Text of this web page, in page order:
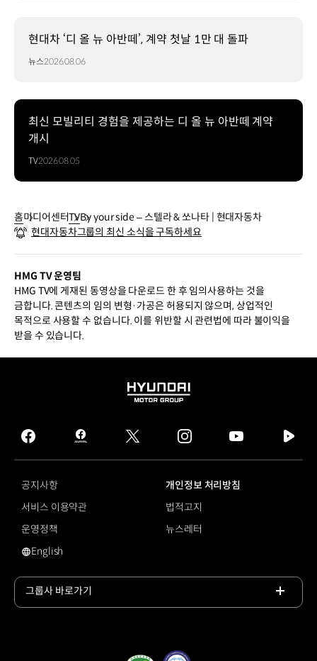
현대차 ‘디 올 뉴 아반떼’, 계약 첫날 1만 대 돌파
뉴스2026.08.06
최신 모빌리티 경험을 제공하는 디 올 뉴 아반떼 계약
개시
TV2026.08.05
홈미디어센터TVBy your side – 스텔라 & 쏘나타 | 현대자동차
현대자동차그룹의 최신 소식을 구독하세요
HMG TV 운영팀
HMG TV에 게재된 동영상을 다운로드 한 후 임의사용하는 것을
금합니다. 콘텐츠의 임의 변형·가공은 허용되지 않으며, 상업적인
목적으로 사용할 수 없습니다. 이를 위반할 시 관련법에 따라 불이익을
받을 수 있습니다.
HYUNDAI
GROUP
facebook
hmg
journal
twitter instagram
tv
공지사항
개인정보 처리방침
서비스 이용약관
법적고지
운영정책
뉴스레터
영문 사이트로 이동
English
그룹사 바로가기